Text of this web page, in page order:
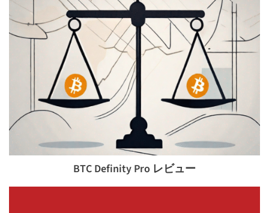
BTC Definity Pro レビュー